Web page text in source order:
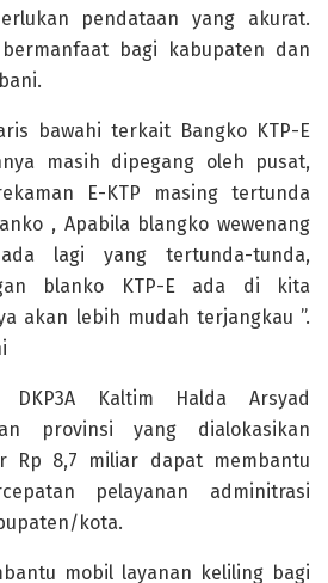
pendataan yang akurat.
bagi kabupaten dan
bawahi terkait Bangko KTP-E
masih dipegang oleh pusat,
E-KTP masing tertunda
, Apabila blangko wewenang
lagi yang tertunda-tunda,
blanko KTP-E ada di kita
akan lebih mudah terjangkau ”.
DKP3A Kaltim Halda Arsyad
provinsi yang dialokasikan
Rp 8,7 miliar dapat membantu
pelayanan adminitrasi
kota.
mobil layanan keliling bagi